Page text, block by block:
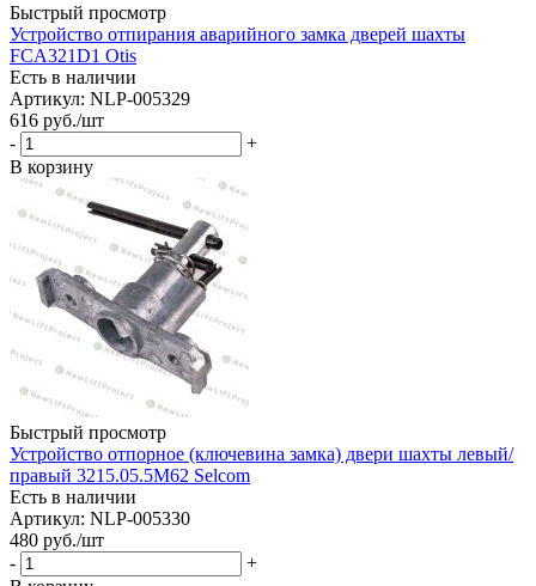
Быстрый просмотр
Устройство отпирания аварийного замка дверей шахты
FCA321D1 Otis
Есть в наличии
Артикул: NLP-005329
616 руб./шт
-
+
В корзину
Быстрый просмотр
Устройство отпорное (ключевина замка) двери шахты левый/
правый 3215.05.5M62 Selcom
Есть в наличии
Артикул: NLP-005330
480 руб./шт
-
+